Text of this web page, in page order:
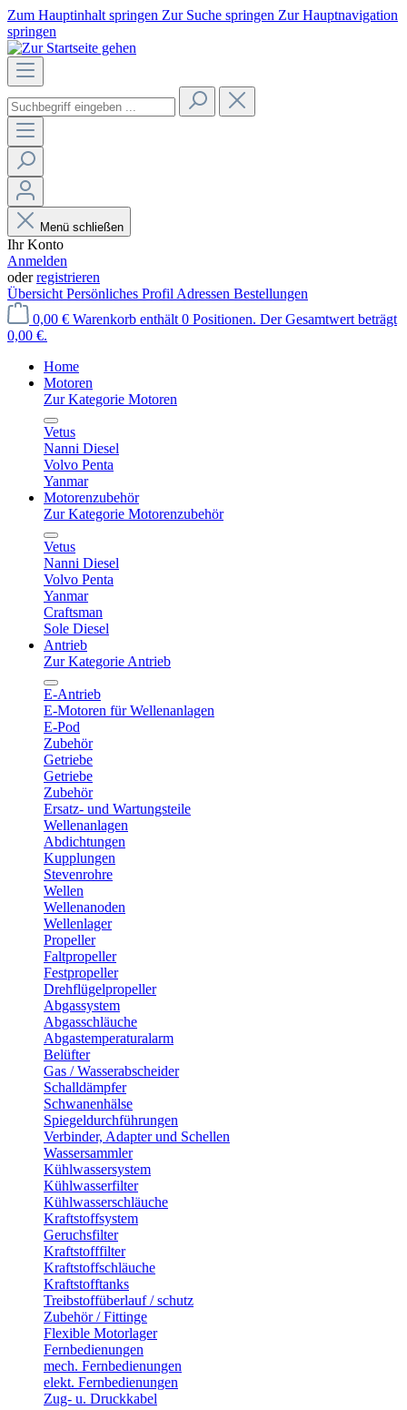
Zum Hauptinhalt springen Zur Suche springen Zur Hauptnavigation
springen
Menü schließen
Ihr Konto
Anmelden
oderregistrieren
Übersicht Persönliches Profil Adressen Bestellungen
0,00 € Warenkorb enthält 0 Positionen. Der Gesamtwert beträgt
0,00 €.
Home
Motoren
Zur Kategorie Motoren
Vetus
Nanni Diesel
Volvo Penta
Yanmar
Motorenzubehör
Zur Kategorie Motorenzubehör
Vetus
Nanni Diesel
Volvo Penta
Yanmar
Craftsman
Sole Diesel
Antrieb
Zur Kategorie Antrieb
E-Antrieb
E-Motoren für Wellenanlagen
E-Pod
Zubehör
Getriebe
Getriebe
Zubehör
Ersatz- und Wartungsteile
Wellenanlagen
Abdichtungen
Kupplungen
Stevenrohre
Wellen
Wellenanoden
Wellenlager
Propeller
Faltpropeller
Festpropeller
Drehflügelpropeller
Abgassystem
Abgasschläuche
Abgastemperaturalarm
Belüfter
Gas / Wasserabscheider
Schalldämpfer
Schwanenhälse
Spiegeldurchführungen
Verbinder, Adapter und Schellen
Wassersammler
Kühlwassersystem
Kühlwasserfilter
Kühlwasserschläuche
Kraftstoffsystem
Geruchsfilter
Kraftstofffilter
Kraftstoffschläuche
Kraftstofftanks
Treibstoffüberlauf / schutz
Zubehör / Fittinge
Flexible Motorlager
Fernbedienungen
mech. Fernbedienungen
elekt. Fernbedienungen
Zug- u. Druckkabel